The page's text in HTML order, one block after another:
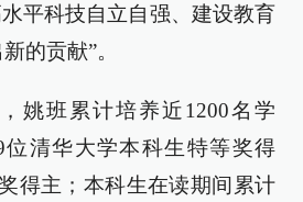
平科技自立自强、建设教育
的贡献”。
姚班累计培养近1200名学
清华大学本科生特等奖得
得主；本科生在读期间累计